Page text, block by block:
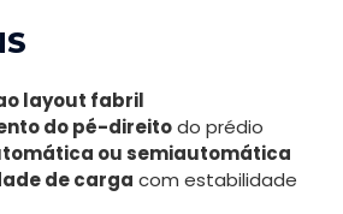
layout fabril
do pé-direitodo prédio
ou semiautomática
de carga com estabilidade